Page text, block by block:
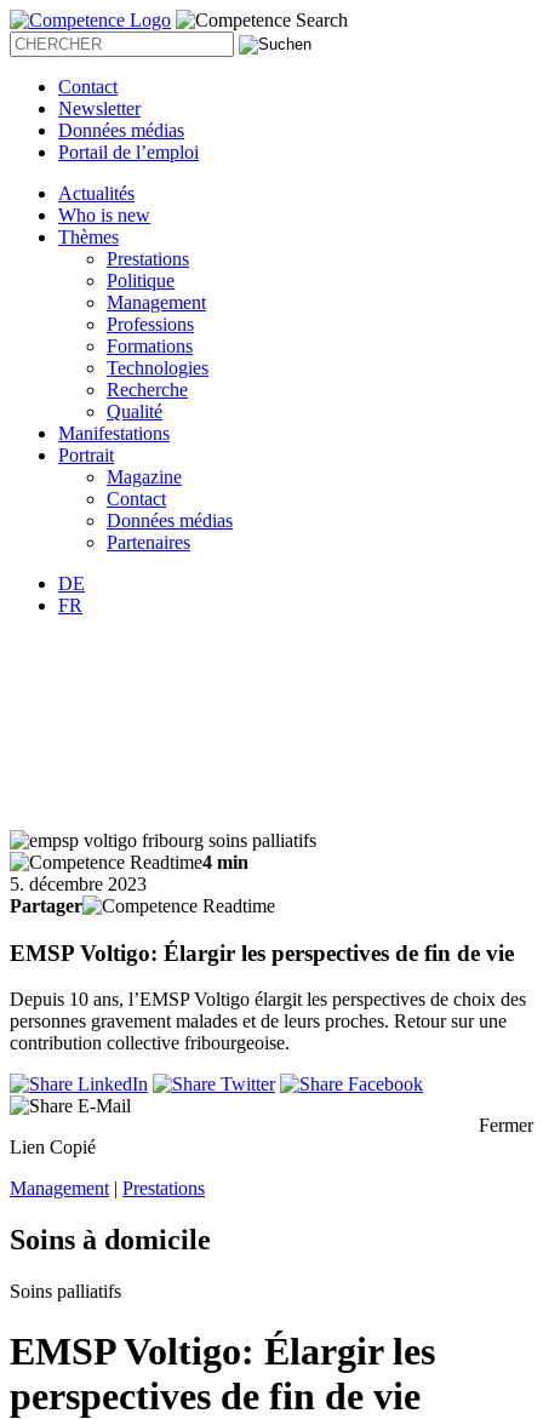
Contact
Newsletter
Données médias
Portail de l’emploi
Actualités
Who is new
Thèmes
Prestations
Politique
Management
Professions
Formations
Technologies
Recherche
Qualité
Manifestations
Portrait
Magazine
Contact
Données médias
Partenaires
DE
FR
4 min
5. décembre 2023
Partager
EMSP Voltigo: Élargir les perspectives de fin de vie
Depuis 10 ans, l’EMSP Voltigo élargit les perspectives de choix des
personnes gravement malades et de leurs proches. Retour sur une
contribution collective fribourgeoise.
Lien Copié
Fermer
Management| Prestations
Soins à domicile
Soins palliatifs
EMSP Voltigo: Élargir les
perspectives de fin de vie